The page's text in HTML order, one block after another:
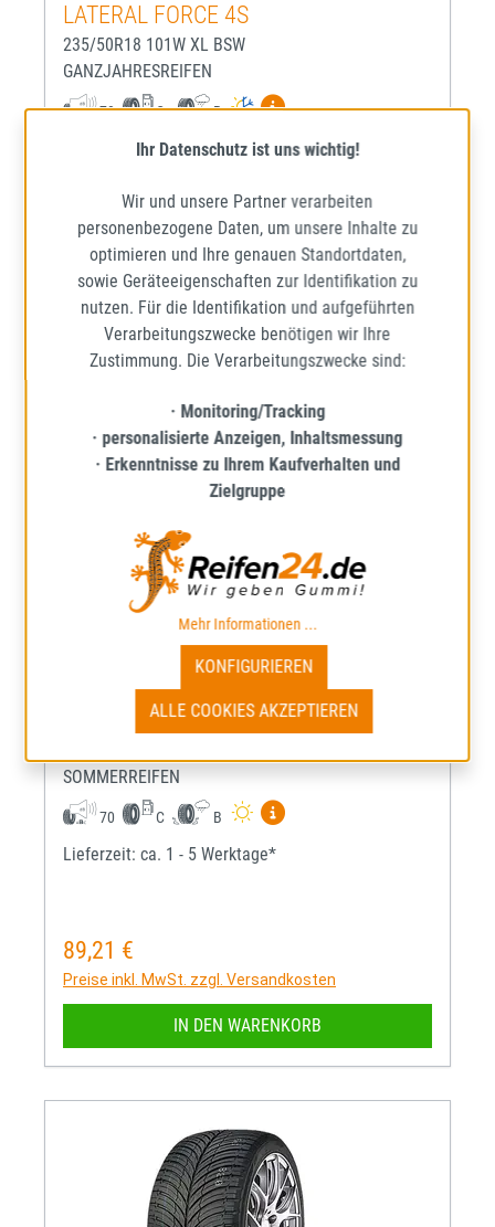
LATERAL FORCE 4S
235/50R18 101W XL BSW
GANZJAHRESREIFEN
70 C B
Mehr Informationen zum
Lieferzeit: ca. 1 - 5 Werktage*
Regulärer Preis:
88,70 €
Preise inkl. MwSt. zzgl. Versandkosten
IN DEN WARENKORB
LATERAL FORCE 4S
SOMMERREIFEN
70 C B
Mehr Informationen zum
Lieferzeit: ca. 1 - 5 Werktage*
Regulärer Preis:
89,21 €
Preise inkl. MwSt. zzgl. Versandkosten
IN DEN WARENKORB
Ihr Datenschutz ist uns wichtig!
Wir und unsere Partner verarbeiten
personenbezogene Daten, um unsere Inhalte zu
optimieren und Ihre genauen Standortdaten,
sowie Geräteeigenschaften zur Identifikation zu
nutzen. Für die Identifikation und aufgeführten
Verarbeitungszwecke benötigen wir Ihre
Zustimmung. Die Verarbeitungszwecke sind:
· Monitoring/Tracking
· personalisierte Anzeigen, Inhaltsmessung
· Erkenntnisse zu Ihrem Kaufverhalten und
Zielgruppe
Mehr Informationen ...
KONFIGURIEREN
ALLE COOKIES AKZEPTIEREN